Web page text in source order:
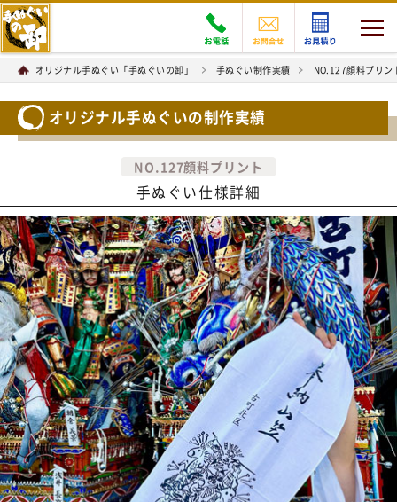
オリジナル手ぬぐい「手ぬぐいの卸」 手ぬぐい制作実績 NO.127顔料プリン
オリジナル手ぬぐいの制作実績
NO.127顔料プリント
手ぬぐい仕様詳細